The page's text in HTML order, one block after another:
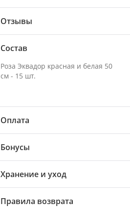
Отзывы
Состав
Роза Эквадор красная и белая 50
см - 15 шт.
Оплата
Бонусы
Хранение и уход
Правила возврата